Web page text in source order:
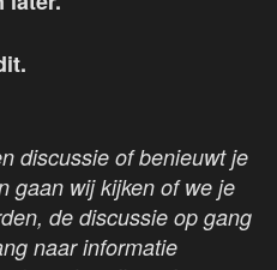
discussie of benieuwt je
gaan wij kijken of we je
de discussie op gang
naar informatie